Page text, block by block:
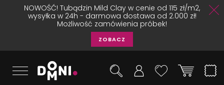
NOWOŚĆ! Tubądzin Mild Clay w cenie od 115 zł/m2,
wysyłka w 24h - darmowa dostawa od 2.000 zł!
Możliwość zamówienia próbek!
ZOBACZ